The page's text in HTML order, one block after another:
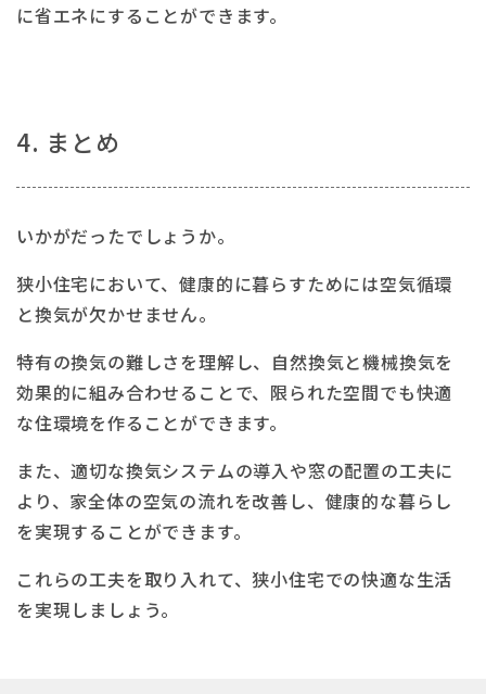
に省エネにすることができます。
4. まとめ
いかがだったでしょうか。
狭小住宅において、健康的に暮らすためには空気循環
と換気が欠かせません。
特有の換気の難しさを理解し、自然換気と機械換気を
効果的に組み合わせることで、限られた空間でも快適
な住環境を作ることができます。
また、適切な換気システムの導入や窓の配置の工夫に
より、家全体の空気の流れを改善し、健康的な暮らし
を実現することができます。
これらの工夫を取り入れて、狭小住宅での快適な生活
を実現しましょう。